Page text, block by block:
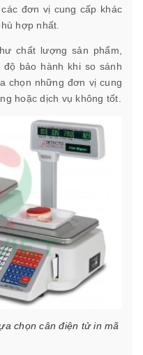
đơn vị cung cấp khác
hợp nhất.
chất lượng sản phẩm,
bảo hành khi so sánh
chọn những đơn vị cung
hoặc dịch vụ không tốt.
chọn cân điện tử in mã